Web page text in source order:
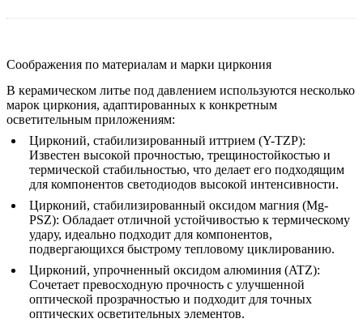
Соображения по материалам и марки циркония
В керамическом литье под давлением используются несколько
марок циркония, адаптированных к конкретным
осветительным приложениям:
Цирконий, стабилизированный иттрием (Y-TZP):
Известен высокой прочностью, трещиностойкостью и
термической стабильностью, что делает его подходящим
для компонентов светодиодов высокой интенсивности.
Цирконий, стабилизированный оксидом магния (Mg-
PSZ): Обладает отличной устойчивостью к термическому
удару, идеально подходит для компонентов,
подвергающихся быстрому тепловому циклированию.
Цирконий, упрочненный оксидом алюминия (ATZ):
Сочетает превосходную прочность с улучшенной
оптической прозрачностью и подходит для точных
оптических осветительных элементов.